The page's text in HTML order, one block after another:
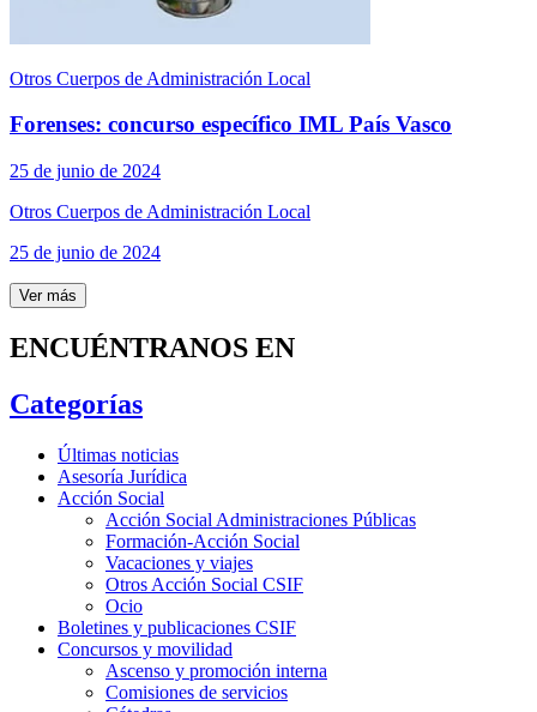
Otros Cuerpos de Administración Local
Forenses: concurso específico IML País Vasco
25 de junio de 2024
Otros Cuerpos de Administración Local
25 de junio de 2024
Ver más
ENCUÉNTRANOS EN
Categorías
Últimas noticias
Asesoría Jurídica
Acción Social
Acción Social Administraciones Públicas
Formación-Acción Social
Vacaciones y viajes
Otros Acción Social CSIF
Ocio
Boletines y publicaciones CSIF
Concursos y movilidad
Ascenso y promoción interna
Comisiones de servicios